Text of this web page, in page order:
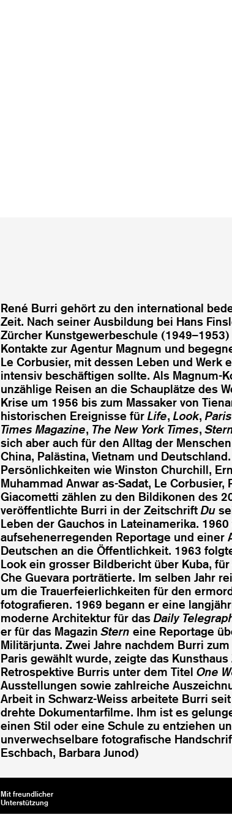
René Burri gehört zu den international
Zeit. Nach seiner Ausbildung bei Hans
Zürcher Kunstgewerbeschule
Kontakte zur Agentur Magnum und
Le Corbusier, mit dessen Leben und Werk
intensiv beschäftigen sollte. Als Magnum-
unzählige Reisen an die Schauplätze des
Krise um 1956 bis zum Massaker von
historischen Ereignisse für Life, Look,
Times Magazine, The New York Times,
sich aber auch für den Alltag der
China, Palästina, Vietnam und
Persönlichkeiten wie Winston Churchill,
Muhammad Anwar as-Sadat, Le
Giacometti zählen zu den Bildikonen des
veröffentlichte Burri in der Zeitschrift Du
Leben der Gauchos in Lateinamerika.
aufsehenerregenden Reportage und einer
Deutschen an die Öffentlichkeit. 1963
Look ein grosser Bildbericht über Kuba,
Che Guevara porträtierte. Im selben Jahr
um die Trauerfeierlichkeiten für den
fotografieren. 1969 begann er eine
moderne Architektur für das Daily
er für das MagazinStern eine Reportage
Militärjunta. Zwei Jahre nachdem Burri
Paris gewählt wurde, zeigte das
Retrospektive Burris unter dem Titel One
Ausstellungen sowie zahlreiche
Arbeit in Schwarz-Weiss arbeitete Burri
drehte Dokumentarfilme. Ihm ist es
einen Stil oder eine Schule zu entziehen
unverwechselbare fotografische
Eschbach, Barbara Junod)
Mit freundlicher
Unterstützung